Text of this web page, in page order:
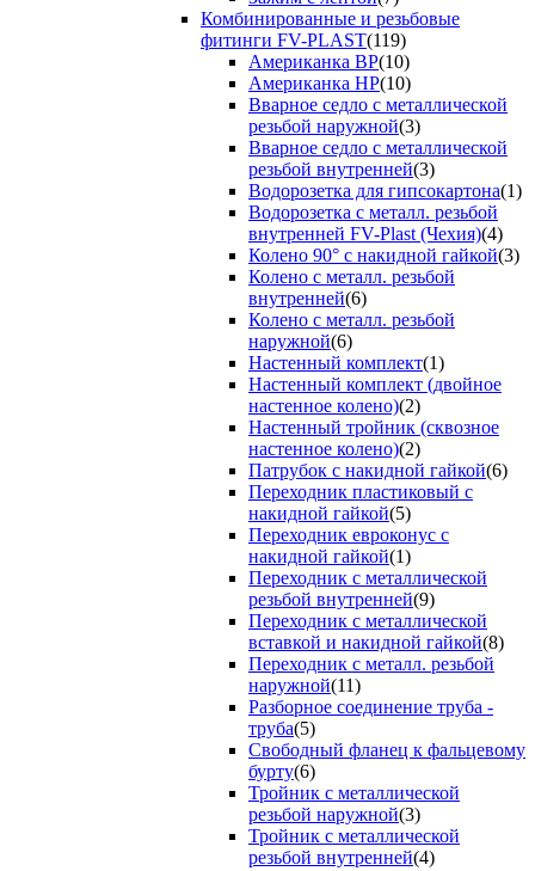
Комбинированные и резьбовые
фитинги FV-PLAST(119)
Американка ВР(10)
Американка НР(10)
Вварное седло с металлической
резьбой наружной(3)
Вварное седло с металлической
резьбой внутренней(3)
Водорозетка для гипсокартона(1)
Водорозетка с металл. резьбой
внутренней FV-Plast (Чехия)(4)
Колено 90° с накидной гайкой(3)
Колено с металл. резьбой
внутренней(6)
Колено с металл. резьбой
наружной(6)
Настенный комплект(1)
Настенный комплект (двойное
настенное колено)(2)
Настенный тройник (сквозное
настенное колено)(2)
Патрубок с накидной гайкой(6)
Переходник пластиковый с
накидной гайкой(5)
Переходник евроконус с
накидной гайкой(1)
Переходник с металлической
резьбой внутренней(9)
Переходник с металлической
вставкой и накидной гайкой(8)
Переходник с металл. резьбой
наружной(11)
Разборное соединение труба -
труба(5)
Свободный фланец к фальцевому
бурту(6)
Тройник с металлической
резьбой наружной(3)
Тройник с металлической
резьбой внутренней(4)